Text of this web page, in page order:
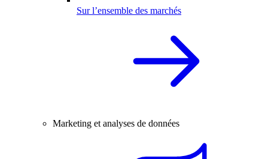
Sur l’ensemble des marchés
Marketing et analyses de données